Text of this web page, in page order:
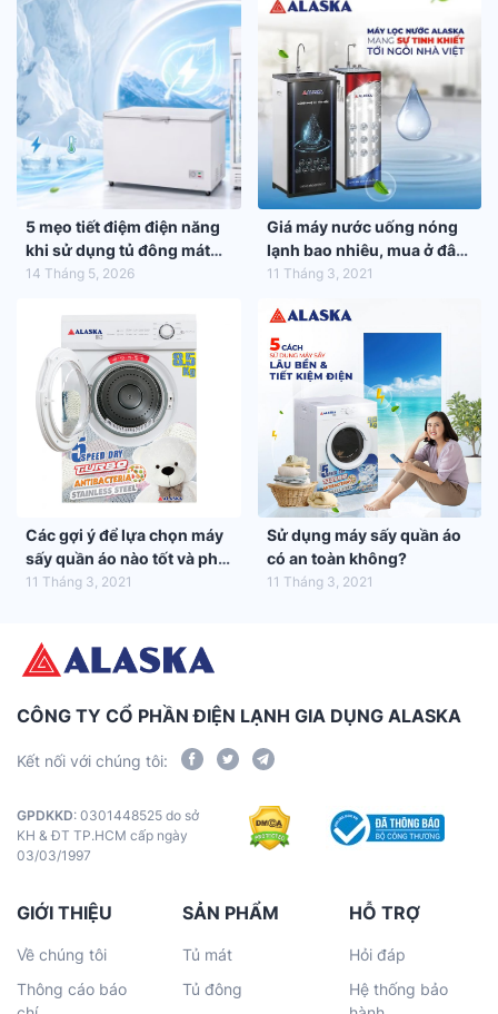
5 mẹo tiết điệm điện năng
khi sử dụng tủ đông mát
trong mùa hè 2026
14 Tháng 5, 2026
Giá máy nước uống nóng
lạnh bao nhiêu, mua ở đâu
tốt nhất?
11 Tháng 3, 2021
Các gợi ý để lựa chọn máy
sấy quần áo nào tốt và phù
hợp nhất với gia đình bạn
11 Tháng 3, 2021
Sử dụng máy sấy quần áo
có an toàn không?
11 Tháng 3, 2021
CÔNG TY CỔ PHẦN ĐIỆN LẠNH GIA DỤNG ALASKA
Kết nối với chúng tôi:
GPDKKD: 0301448525 do sở
KH & ĐT TP.HCM cấp ngày
03/03/1997
GIỚI THIỆU
Về chúng tôi
Thông cáo báo
SẢN PHẨM
Tủ mát
Tủ đông
HỖ TRỢ
Hỏi đáp
Hệ thống bảo